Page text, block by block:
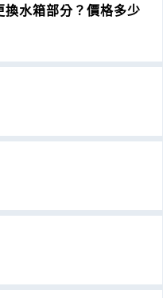
水箱部分？價格多少